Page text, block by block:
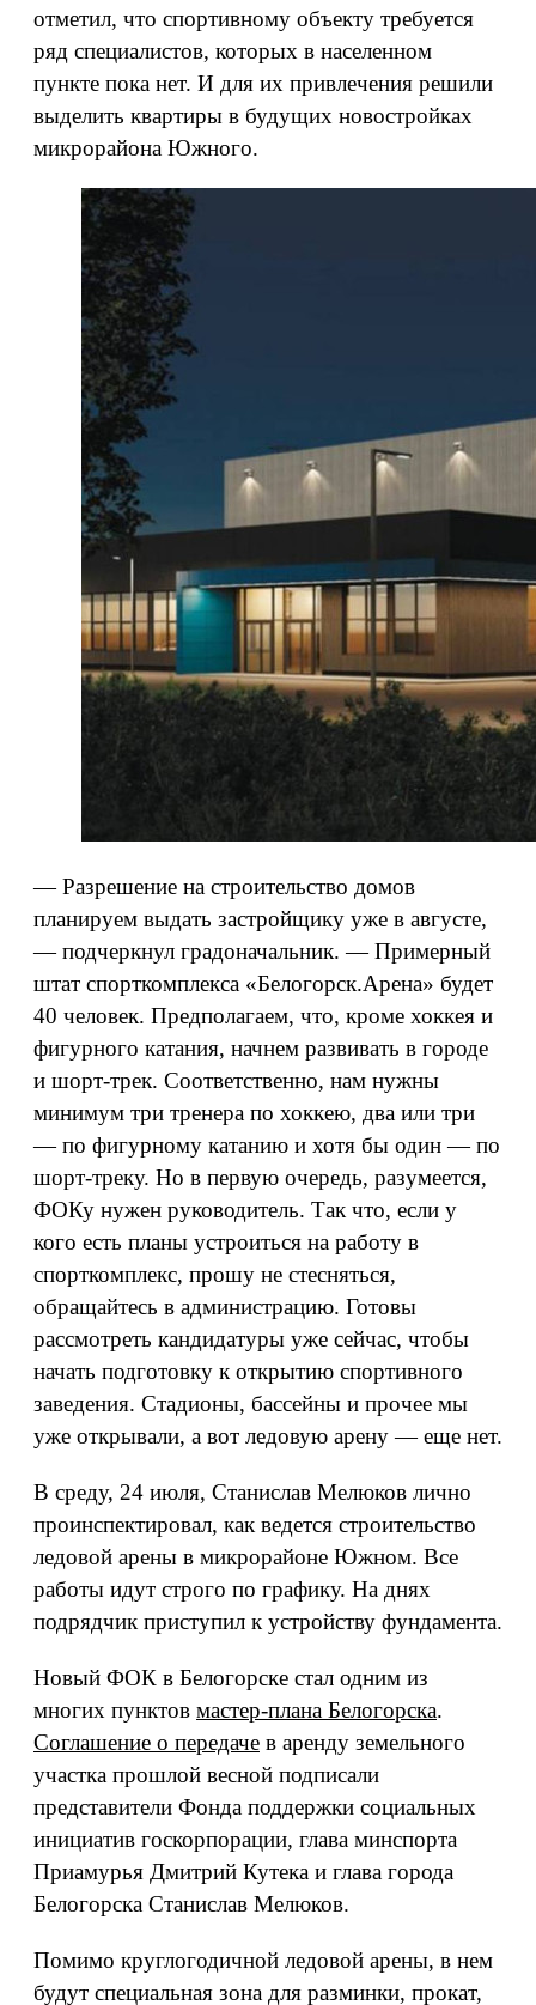
отметил, что спортивному объекту требуется
ряд специалистов, которых в населенном
пункте пока нет. И для их привлечения решили
выделить квартиры в будущих новостройках
микрорайона Южного.
— Разрешение на строительство домов
планируем выдать застройщику уже в августе,
— подчеркнул градоначальник. — Примерный
штат спорткомплекса «Белогорск.Арена» будет
40 человек. Предполагаем, что, кроме хоккея и
фигурного катания, начнем развивать в городе
и шорт-трек. Соответственно, нам нужны
минимум три тренера по хоккею, два или три
— по фигурному катанию и хотя бы один — по
шорт-треку. Но в первую очередь, разумеется,
ФОКу нужен руководитель. Так что, если у
кого есть планы устроиться на работу в
спорткомплекс, прошу не стесняться,
обращайтесь в администрацию. Готовы
рассмотреть кандидатуры уже сейчас, чтобы
начать подготовку к открытию спортивного
заведения. Стадионы, бассейны и прочее мы
уже открывали, а вот ледовую арену — еще нет.
В среду, 24 июля, Станислав Мелюков лично
проинспектировал, как ведется строительство
ледовой арены в микрорайоне Южном. Все
работы идут строго по графику. На днях
подрядчик приступил к устройству фундамента.
Новый ФОК в Белогорске стал одним из
многих пунктов мастер-плана Белогорска.
Соглашение о передаче в аренду земельного
участка прошлой весной подписали
представители Фонда поддержки социальных
инициатив госкорпорации, глава минспорта
Приамурья Дмитрий Кутека и глава города
Белогорска Станислав Мелюков.
Помимо круглогодичной ледовой арены, в нем
будут специальная зона для разминки, прокат,